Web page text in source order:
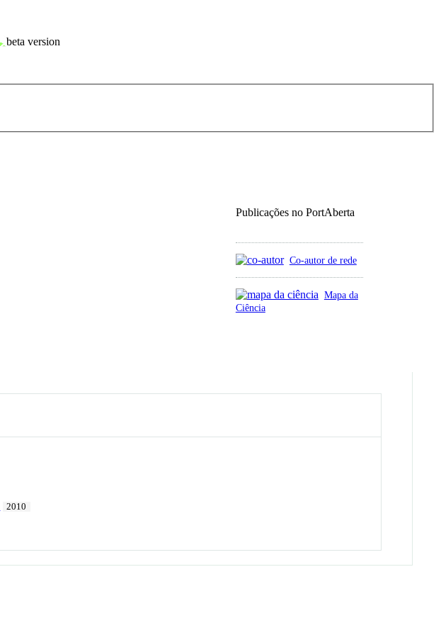
Publicações no PortAberta
Co-autor de rede
Mapa da
Ciência
2010